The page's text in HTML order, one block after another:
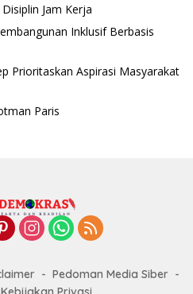
Jam Kerja
Inklusif Berbasis
Prioritaskan Aspirasi Masyarakat
Paris
Pedoman Media Siber